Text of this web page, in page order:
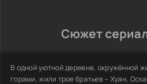
Сюжет
В одной уютной деревне, окружённой
горами, жили трое братьев – Хуан,